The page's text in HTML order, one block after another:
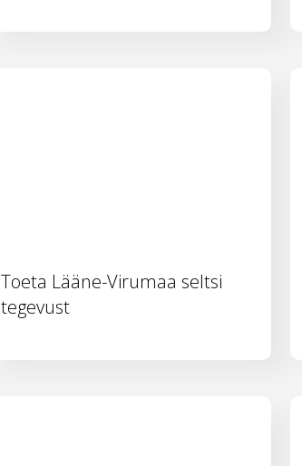
Toeta Lääne-Virumaa seltsi
tegevust